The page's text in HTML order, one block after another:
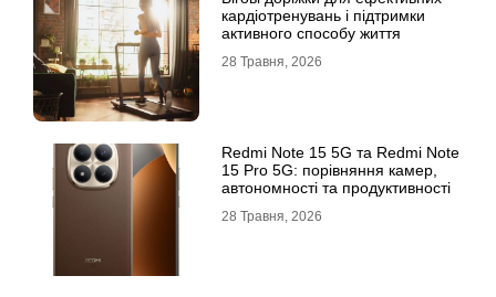
кардіотренувань і підтримки
активного способу життя
28 Травня, 2026
Redmi Note 15 5G та Redmi Note
15 Pro 5G: порівняння камер,
автономності та продуктивності
28 Травня, 2026